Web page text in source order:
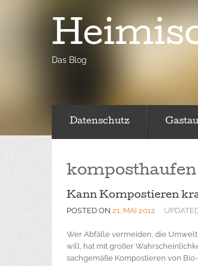
Das Blog
Datenschutz
komposthaufen
Kann Kompostieren
POSTED ON 21. MAI 2012
Wer Abfälle vermeiden, die
will, hat mit großer
sachgemäße Kompostieren von